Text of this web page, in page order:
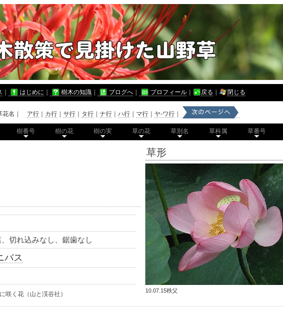
はじめに 樹木の知識 ブログへ プロフィール 戻る 閉じる
花名｜ ア行 カ行 サ行 タ行 ナ行 ハ行 マ行 ヤ-ワ行
樹番号 樹の花 樹の実 草の花 草別名 草科属 草番号
切れ込みなし、鋸歯なし
バス
咲く花（山と渓谷社）
草形
10.07.15秩父